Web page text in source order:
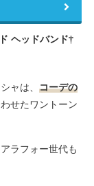
ヘッドバンド†
ャは、 コーデの
せたワントーン
ラフォー世代も